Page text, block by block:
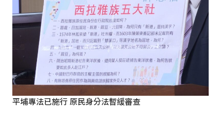
平埔專法已施行 原民身分法暫緩審查